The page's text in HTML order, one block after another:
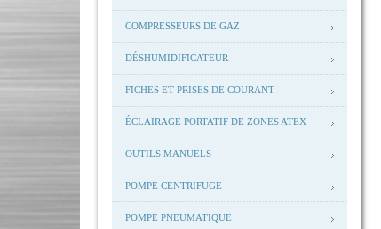
COMPRESSEURS DE GAZ
DÉSHUMIDIFICATEUR
FICHES ET PRISES DE COURANT
ÉCLAIRAGE PORTATIF DE ZONES ATEX
OUTILS MANUELS
POMPE CENTRIFUGE
POMPE PNEUMATIQUE